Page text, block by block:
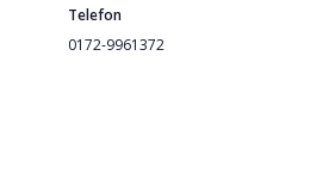
Telefon
0172-9961372